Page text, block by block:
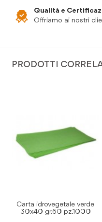
Qualità e
Offriamo ai nostri
PRODOTTI
Carta idrovegetale verde
30x40 gr.60 pz.1000